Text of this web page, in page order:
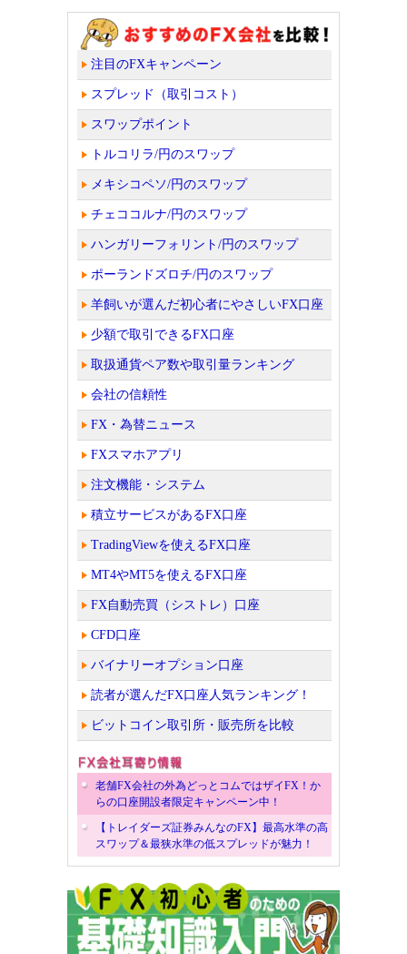
注目のFXキャンペーン
スプレッド（取引コスト）
スワップポイント
トルコリラ/円のスワップ
メキシコペソ/円のスワップ
チェココルナ/円のスワップ
ハンガリーフォリント/円のスワップ
ポーランドズロチ/円のスワップ
羊飼いが選んだ初心者にやさしいFX口座
少額で取引できるFX口座
取扱通貨ペア数や取引量ランキング
会社の信頼性
FX・為替ニュース
FXスマホアプリ
注文機能・システム
積立サービスがあるFX口座
TradingViewを使えるFX口座
MT4やMT5を使えるFX口座
FX自動売買（シストレ）口座
CFD口座
バイナリーオプション口座
読者が選んだFX口座人気ランキング！
ビットコイン取引所・販売所を比較
老舗FX会社の外為どっとコムではザイFX！か
らの口座開設者限定キャンペーン中！
【トレイダーズ証券みんなのFX】最高水準の高
スワップ＆最狭水準の低スプレッドが魅力！